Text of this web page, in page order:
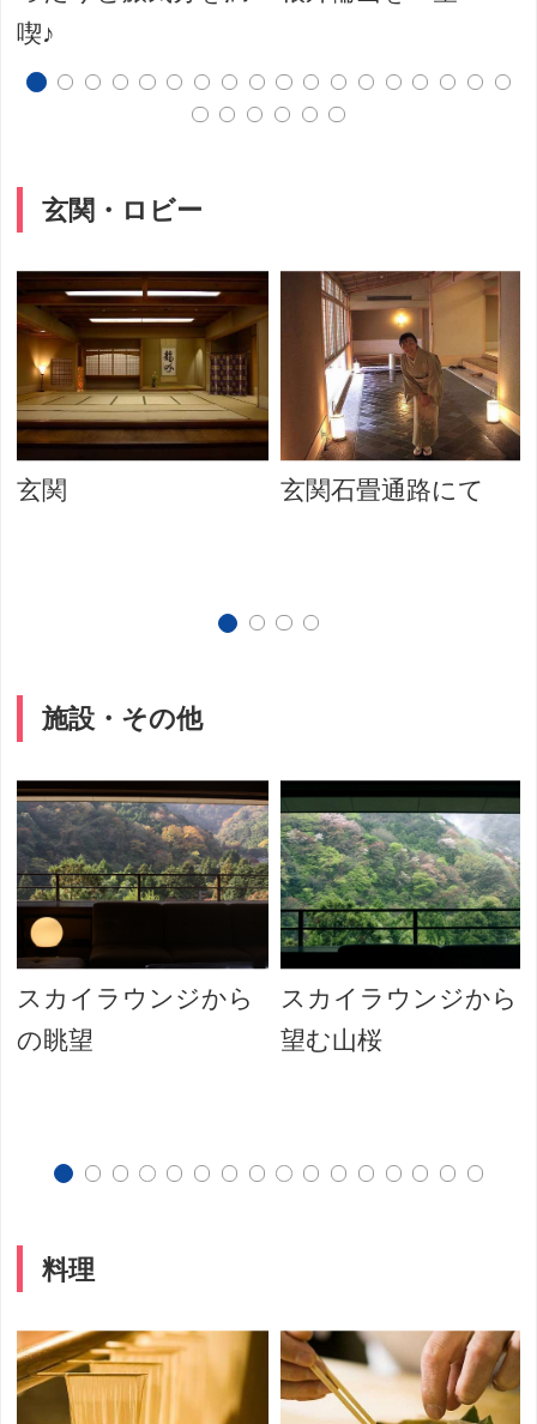
喫♪
玄関・ロビー
玄関 玄関石畳通路にて
施設・その他
スカイラウンジから
の眺望
スカイラウンジから
望む山桜
料理